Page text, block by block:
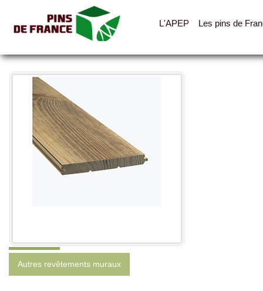
L'APEP Les pins de
Toutes les photos
Autres revêtements muraux